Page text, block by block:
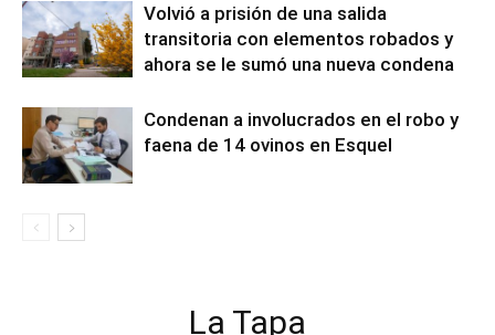
Volvió a prisión de una salida
transitoria con elementos robados y
ahora se le sumó una nueva condena
Condenan a involucrados en el robo y
faena de 14 ovinos en Esquel
La Tapa